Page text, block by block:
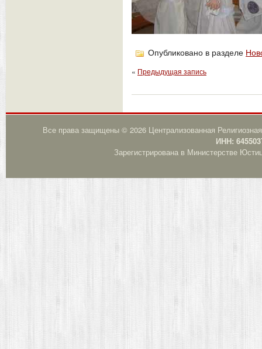
Опубликовано в разделе
« Предыдущая запись
Все права защищены © 2026 Централизованная
ИНН:
Зарегистрирована в Министерстве